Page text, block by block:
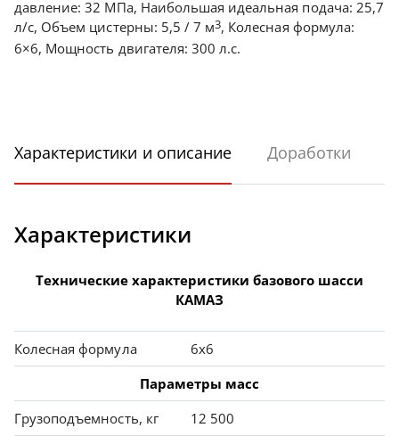
давление: 32 МПа, Наибольшая идеальная подача: 25,7
л/с, Объем цистерны: 5,5 / 7 м3, Колесная формула:
6×6, Мощность двигателя: 300 л.с.
Характеристики и описание Доработки
Характеристики
Технические характеристики базового шасси
КАМАЗ
Колесная формула
6х6
Параметры масс
Грузоподъемность, кг
12 500